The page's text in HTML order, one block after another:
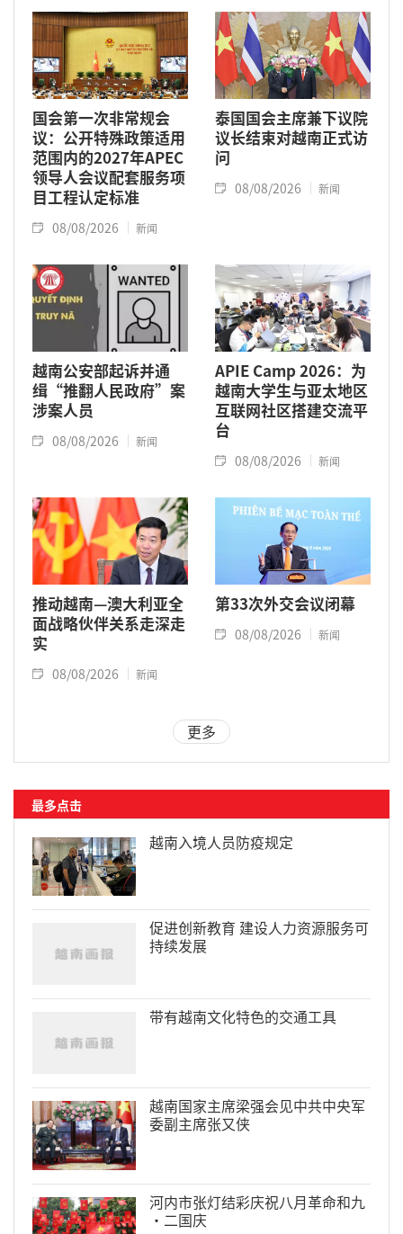
国会第一次非常规会
议：公开特殊政策适用
范围内的2027年APEC
领导人会议配套服务项
目工程认定标准
08/08/2026 新闻
泰国国会主席兼下议院
议长结束对越南正式访
问
08/08/2026 新闻
越南公安部起诉并通
缉“推翻人民政府”案
涉案人员
08/08/2026 新闻
APIE Camp 2026：为
越南大学生与亚太地区
互联网社区搭建交流平
台
08/08/2026 新闻
推动越南—澳大利亚全
面战略伙伴关系走深走
实
08/08/2026 新闻
第33次外交会议闭幕
08/08/2026 新闻
更多
最多点击
越南入境人员防疫规定
促进创新教育 建设人力资源服务可
持续发展
带有越南文化特色的交通工具
越南国家主席梁强会见中共中央军
委副主席张又侠
河内市张灯结彩庆祝八月革命和九
·二国庆